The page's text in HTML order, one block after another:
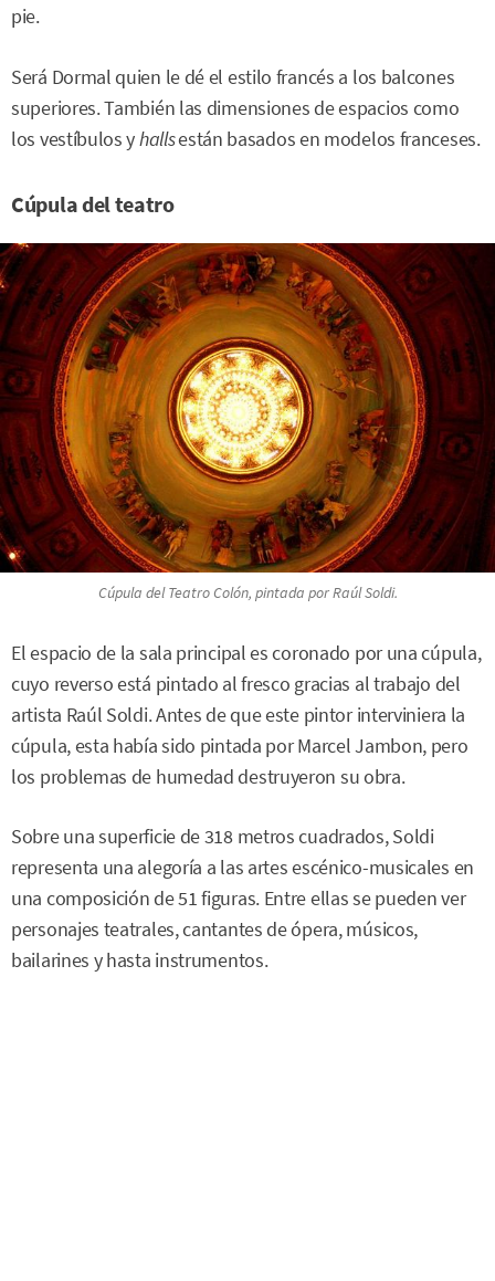
pie.
Será Dormal quien le dé el estilo francés a los balcones
superiores. También las dimensiones de espacios como
los vestíbulos yhallsestán basados en modelos franceses.
Cúpula del teatro
Cúpula del Teatro Colón, pintada por Raúl Soldi.
El espacio de la sala principal es coronado por una cúpula,
cuyo reverso está pintado al fresco gracias al trabajo del
artista Raúl Soldi. Antes de que este pintor interviniera la
cúpula, esta había sido pintada por Marcel Jambon, pero
los problemas de humedad destruyeron su obra.
Sobre una superficie de 318 metros cuadrados, Soldi
representa una alegoría a las artes escénico-musicales en
una composición de 51 figuras. Entre ellas se pueden ver
personajes teatrales, cantantes de ópera, músicos,
bailarines y hasta instrumentos.